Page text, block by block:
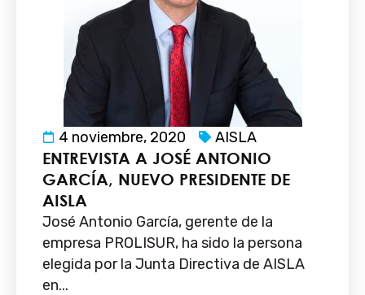
4 noviembre, 2020 AISLA
ENTREVISTA A JOSÉ ANTONIO
GARCÍA, NUEVO PRESIDENTE DE
AISLA
José Antonio García, gerente de la
empresa PROLISUR, ha sido la persona
elegida por la Junta Directiva de AISLA
en...